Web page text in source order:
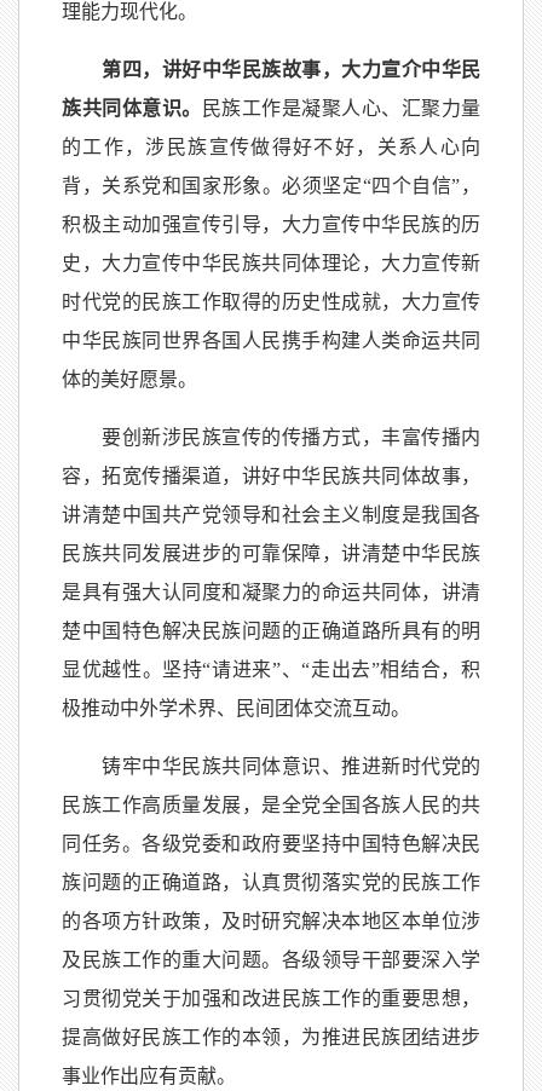
理能力现代化。
第四，讲好中华民族故事，大力宣介中华民
族共同体意识。
民族工作是凝聚人心、汇聚力量
的工作，涉民族宣传做得好不好，关系人心向
背，关系党和国家形象。必须坚定“四个自信”，
积极主动加强宣传引导，大力宣传中华民族的历
史，大力宣传中华民族共同体理论，大力宣传新
时代党的民族工作取得的历史性成就，大力宣传
中华民族同世界各国人民携手构建人类命运共同
体的美好愿景。
要创新涉民族宣传的传播方式，丰富传播内
容，拓宽传播渠道，讲好中华民族共同体故事，
讲清楚中国共产党领导和社会主义制度是我国各
民族共同发展进步的可靠保障，讲清楚中华民族
是具有强大认同度和凝聚力的命运共同体，讲清
楚中国特色解决民族问题的正确道路所具有的明
显优越性。坚持“请进来”、“走出去”相结合，积
极推动中外学术界、民间团体交流互动。
铸牢中华民族共同体意识、推进新时代党的
民族工作高质量发展，是全党全国各族人民的共
同任务。各级党委和政府要坚持中国特色解决民
族问题的正确道路，认真贯彻落实党的民族工作
的各项方针政策，及时研究解决本地区本单位涉
及民族工作的重大问题。各级领导干部要深入学
习贯彻党关于加强和改进民族工作的重要思想，
提高做好民族工作的本领，为推进民族团结进步
事业作出应有贡献。